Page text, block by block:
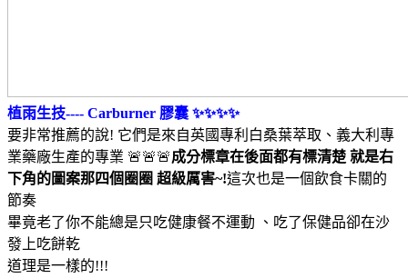
植雨生技---- Carburner 膠囊 ✨✨✨✨
要非常推薦的說! 它們是來自英國專利白桑葉萃取、義大利專
業藥廠生產的專業 🚨🚨🚨成分標章在後面都有標清楚 就是右
下角的圖案那四個圈圈 超級厲害~!這次也是一個飲食卡關的
節奏
畢竟老了你不能總是只吃健康餐不運動 、吃了保健品卻在沙
發上吃餅乾
道理是一樣的!!!